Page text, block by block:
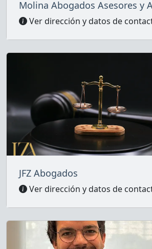
Molina Abogados Asesores y
Ver dirección y datos de
JFZ Abogados
Ver dirección y datos de